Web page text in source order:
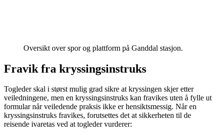
Oversikt over spor og plattform på Ganddal stasjon.
Fravik fra kryssingsinstruks
Togleder skal i størst mulig grad sikre at kryssingen skjer etter
veiledningene, men en kryssingsinstruks kan fravikes uten å fylle ut
formular når veiledende praksis ikke er hensiktsmessig. Når en
kryssingsinstruks fravikes, forutsettes det at sikkerheten til de
reisende ivaretas ved at togleder vurderer: